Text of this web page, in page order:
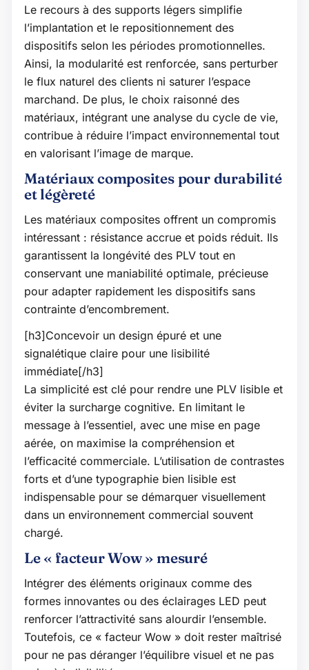
Le recours à des supports légers simplifie
l’implantation et le repositionnement des
dispositifs selon les périodes promotionnelles.
Ainsi, la modularité est renforcée, sans perturber
le flux naturel des clients ni saturer l’espace
marchand. De plus, le choix raisonné des
matériaux, intégrant une analyse du cycle de vie,
contribue à réduire l’impact environnemental tout
en valorisant l’image de marque.
Matériaux composites pour durabilité
et légèreté
Les matériaux composites offrent un compromis
intéressant : résistance accrue et poids réduit. Ils
garantissent la longévité des PLV tout en
conservant une maniabilité optimale, précieuse
pour adapter rapidement les dispositifs sans
contrainte d’encombrement.
[h3]Concevoir un design épuré et une
signalétique claire pour une lisibilité
immédiate[/h3]
La simplicité est clé pour rendre une PLV lisible et
éviter la surcharge cognitive. En limitant le
message à l’essentiel, avec une mise en page
aérée, on maximise la compréhension et
l’efficacité commerciale. L’utilisation de contrastes
forts et d’une typographie bien lisible est
indispensable pour se démarquer visuellement
dans un environnement commercial souvent
chargé.
Le « facteur Wow » mesuré
Intégrer des éléments originaux comme des
formes innovantes ou des éclairages LED peut
renforcer l’attractivité sans alourdir l’ensemble.
Toutefois, ce « facteur Wow » doit rester maîtrisé
pour ne pas déranger l’équilibre visuel et ne pas